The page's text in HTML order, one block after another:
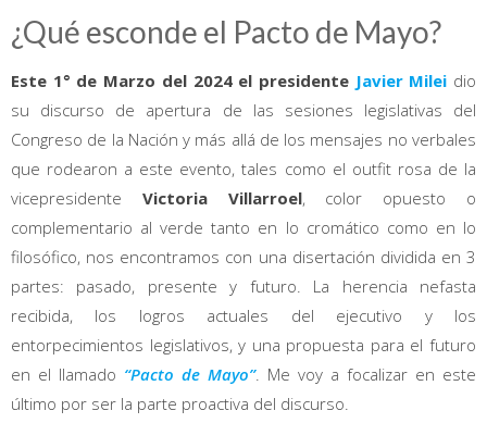
¿Qué esconde el Pacto de Mayo?
Este 1° de Marzo del 2024 el presidente Javier Milei dio
su discurso de apertura de las sesiones legislativas del
Congreso de la Nación y más allá de los mensajes no verbales
que rodearon a este evento, tales como el outfit rosa de la
vicepresidente Victoria Villarroel, color opuesto o
complementario al verde tanto en lo cromático como en lo
filosófico, nos encontramos con una disertación dividida en 3
partes: pasado, presente y futuro. La herencia nefasta
recibida, los logros actuales del ejecutivo y los
entorpecimientos legislativos, y una propuesta para el futuro
en el llamado “Pacto de Mayo”. Me voy a focalizar en este
último por ser la parte proactiva del discurso.